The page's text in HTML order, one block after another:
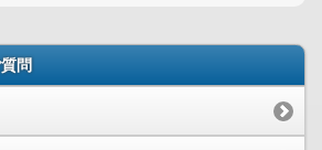
問